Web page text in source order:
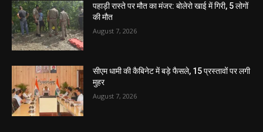
पहाड़ी रास्ते पर मौत का मंजर: बोलेरो खाई में गिरी, 5 लोगों
की मौत
August 7, 2026
सीएम धामी की कैबिनेट में बड़े फैसले, 15 प्रस्तावों पर लगी
मुहर
August 7, 2026